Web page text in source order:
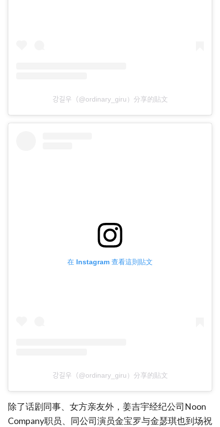
강길우（@ordinary_giru）分享的貼文
在 Instagram 查看這則貼文
강길우（@ordinary_giru）分享的貼文
除了话剧同事、女方亲友外，姜吉宇经纪公司Noon
Company职员、同公司演员金宝罗与金瑟琪也到场祝